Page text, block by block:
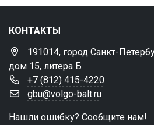
КОНТАКТЫ
191014, город Санкт-
дом 15, литера Б
+7 (812) 415-4220
gbu@volgo-balt.ru
Нашли ошибку? Сообщите нам!